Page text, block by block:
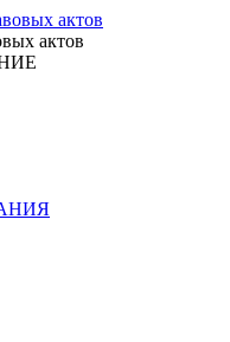
актов